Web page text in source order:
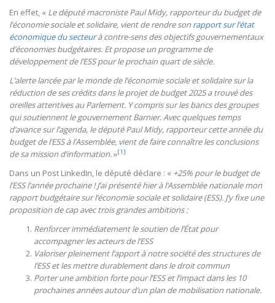
En effet, « Le député macroniste Paul Midy, rapporteur du budget de
l’économie sociale et solidaire, vient de rendre son rapport sur l’état
économique du secteurà contre-sens des objectifs gouvernementaux
d’économies budgétaires. Et propose un programme de
développement de l’ESS pour le prochain quart de siècle.
L’alerte lancée par le monde de l’économie sociale et solidaire sur la
réduction de ses crédits dans le projet de budget 2025 a trouvé des
oreilles attentives au Parlement. Y compris sur les bancs des groupes
qui soutiennent le gouvernement Barnier. Avec quelques temps
d’avance sur l’agenda, le député Paul Midy, rapporteur cette année du
budget de l’ESS à l’Assemblée, vient de faire connaître les conclusions
de sa mission d’information.»[1]
Dans un Post LinkedIn, le député déclare : « +25% pour le budget de
l’ESS l’année prochaine ! J’ai présenté hier à l’Assemblée nationale mon
rapport budgétaire sur l’économie sociale et solidaire (ESS). J’y fixe une
proposition de cap avec trois grandes ambitions :
Renforcer immédiatement le soutien de l’État pour
accompagner les acteurs de l’ESS
Valoriser pleinement l’apport à notre société des structures de
l’ESS et les mettre durablement dans le droit commun
Porter une ambition forte pour l’ESS et l’impact dans les 10
prochaines années autour d’un plan de mobilisation nationale.